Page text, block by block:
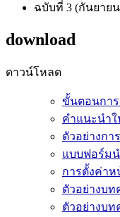
ฉบับที่ 3 (กันยาย
download
ดาวน์โหลด
ขั้นตอนการ
คำแนะนำใ
ตัวอย่างกา
แบบฟอร์ม
การตั้งค่าห
ตัวอย่างบท
ตัวอย่างบท